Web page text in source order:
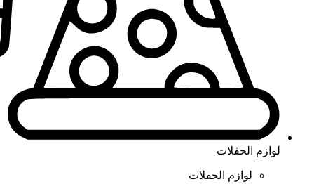
لوازم الحفلات
لوازم الحفلات